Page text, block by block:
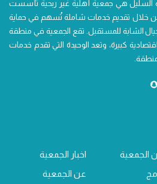
السليل هي جمعية أهلية غير ربحية تأسست
خلال تقديم خدمات شاملة تُسهم في حماية
الشابة للمستقبل. تقع الجمعية في منطقة
كبيرة، وتعد الوحيدة التي تقدم خدمات
الجمعية
اخبار الجمعية
عن الجمعية